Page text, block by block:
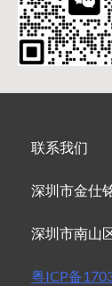
联系我们
深圳市金仕
深圳市南山
粤ICP备